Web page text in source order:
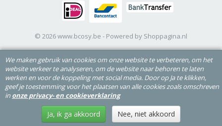
© 2026 www.bcosy.be - Powered by Shoppagina.nl
We maken gebruik van cookies om onze website te verbeteren, om het
website verkeer te analyseren, om de website naar behoren te laten
werken en voor de koppeling met social media. Door op Ja te klikken,
geef je toestemming voor het plaatsen van alle cookies zoals omschreven
in onze privacy- en cookieverklaring
Ja, ik ga akkoord Nee, niet akkoord